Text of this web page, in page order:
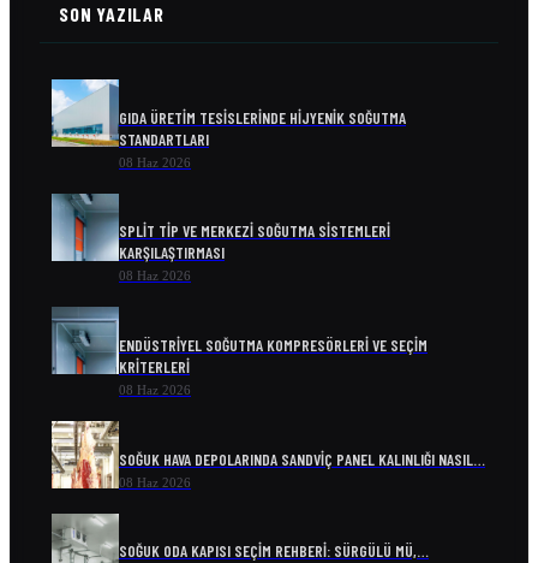
SON YAZILAR
GIDA ÜRETIM TESISLERINDE HIJYENIK SOĞUTMA
STANDARTLARI
08 Haz 2026
SPLIT TIP VE MERKEZI SOĞUTMA SISTEMLERI
KARŞILAŞTIRMASI
08 Haz 2026
ENDÜSTRIYEL SOĞUTMA KOMPRESÖRLERI VE SEÇIM
KRITERLERI
08 Haz 2026
SOĞUK HAVA DEPOLARINDA SANDVIÇ PANEL KALINLIĞI NASIL…
08 Haz 2026
SOĞUK ODA KAPISI SEÇIM REHBERI: SÜRGÜLÜ MÜ,…